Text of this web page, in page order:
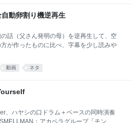
and selected the following
日本語 Click "OK" to accept this
動卵割り機逆再生
話（父さん発明の母）を逆再生して、空
が作ったものに比べ、字幕を少し読みや
動画 ネタ
、ハヤシの口ドラム＋ベースの同時演奏
：アカペラグループ「チン